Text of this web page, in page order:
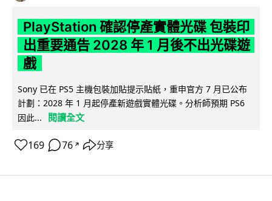
PlayStation 確認停產實體光碟 包裝印
出重要通告 2028 年 1 月後不出光碟遊
戲
Sony 已在 PS5 主機包裝加貼提示貼紙，重申官方 7 月已公布
計劃：2028 年 1 月起停產新遊戲實體光碟。分析師預期 PS6
因此...
閱讀全文
169 76 ↗ 分享